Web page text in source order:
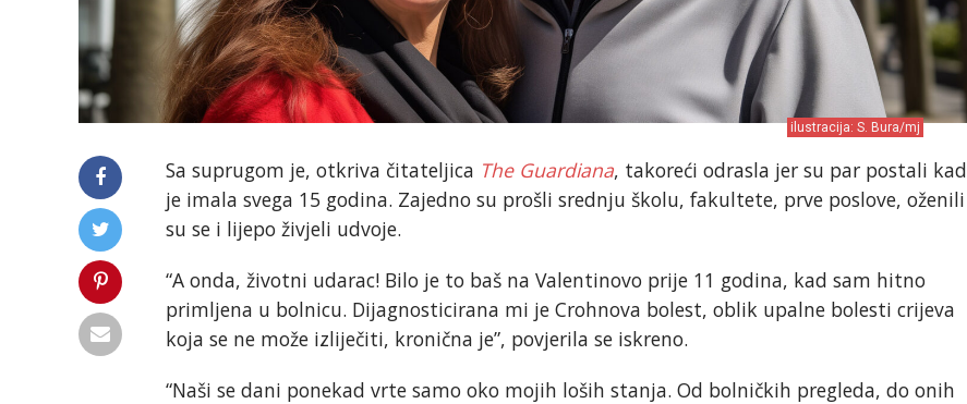
ilustracija: S. Bura/mj
Sa suprugom je, otkriva čitateljica The Guardiana, takoreći odrasla jer su par postali kad
je imala svega 15 godina. Zajedno su prošli srednju školu, fakultete, prve poslove, oženili
su se i lijepo živjeli udvoje.
“A onda, životni udarac! Bilo je to baš na Valentinovo prije 11 godina, kad sam hitno
primljena u bolnicu. Dijagnosticirana mi je Crohnova bolest, oblik upalne bolesti crijeva
koja se ne može izliječiti, kronična je”, povjerila se iskreno.
“Naši se dani ponekad vrte samo oko mojih loših stanja. Od bolničkih pregleda, do onih